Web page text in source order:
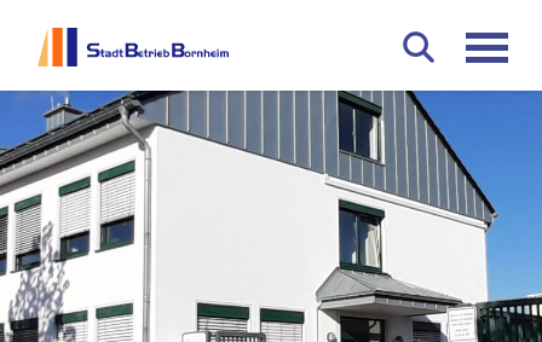
Hauptmenü
Inhalt
Suche
Stadtbetrieb Bornheim AöR
Zur Suche